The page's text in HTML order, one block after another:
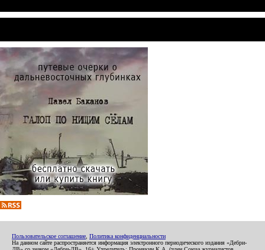
Пользовательское соглашение Политика конфиденциальности
На данном сайте распространяется информация электронного периодического издания «Дебри-